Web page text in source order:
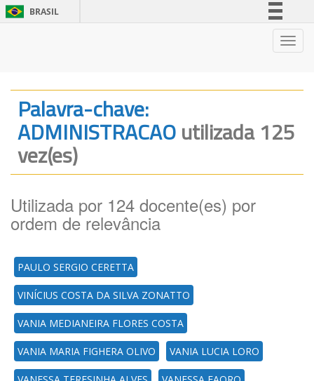
BRASIL
Canais
Palavra-chave:
ADMINISTRACAOutilizada 125
vez(es)
Utilizada por 124 docente(es) por
ordem de relevância
PAULO SERGIO CERETTA
VINÍCIUS COSTA DA SILVA ZONATTO
VANIA MEDIANEIRA FLORES COSTA
VANIA MARIA FIGHERA OLIVO VANIA LUCIA LORO